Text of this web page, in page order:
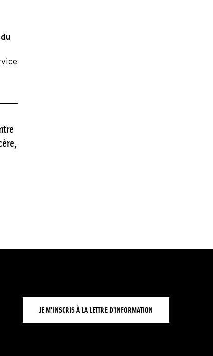
JE M'INSCRIS À LA LETTRE D'INFORMATION